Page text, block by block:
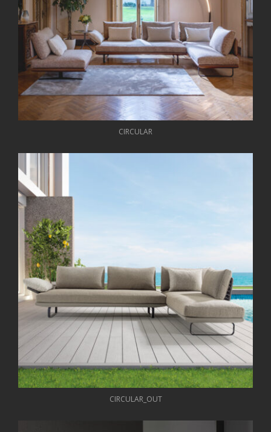
CIRCULAR
CIRCULAR_OUT